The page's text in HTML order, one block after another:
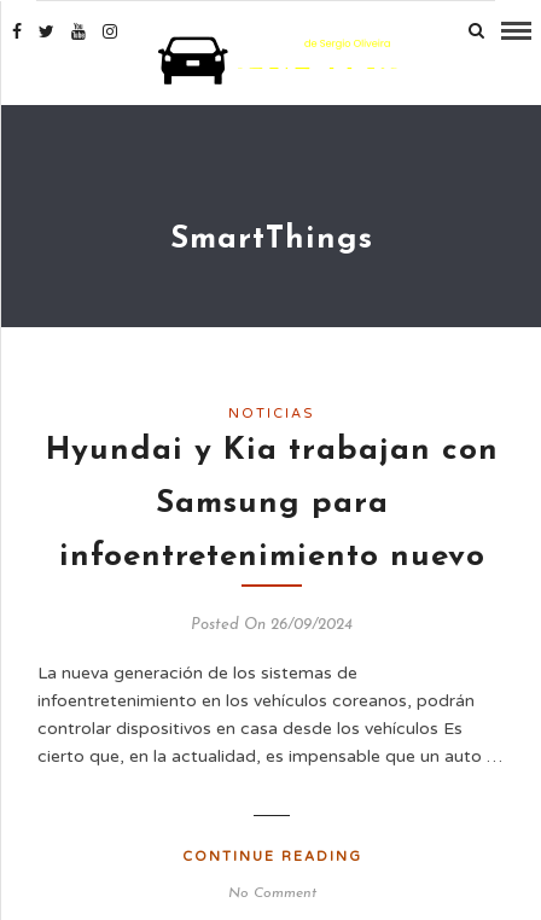
SmartThings
NOTICIAS
Hyundai y Kia trabajan con
Samsung para
infoentretenimiento nuevo
Posted On 26/09/2024
La nueva generación de los sistemas de
infoentretenimiento en los vehículos coreanos, podrán
controlar dispositivos en casa desde los vehículos Es
cierto que, en la actualidad, es impensable que un auto …
CONTINUE READING
No Comment